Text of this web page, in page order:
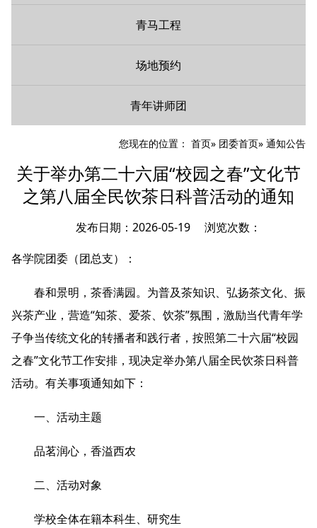
青马工程
场地预约
青年讲师团
您现在的位置： 首页» 团委首页» 通知公告
关于举办第二十六届“校园之春”文化节
之第八届全民饮茶日科普活动的通知
发布日期：2026-05-19 浏览次数：
各学院团委（团总支）：
春和景明，茶香满园。为普及茶知识、弘扬茶文化、振
兴茶产业，营造“知茶、爱茶、饮茶”氛围，激励当代青年学
子争当传统文化的转播者和践行者，按照第二十六届“校园
之春”文化节工作安排，现决定举办第八届全民饮茶日科普
活动。有关事项通知如下：
一、活动主题
品茗润心，香溢西农
二、活动对象
学校全体在籍本科生、研究生